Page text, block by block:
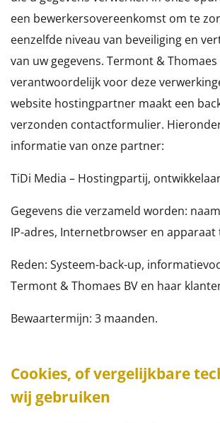
een bewerkersovereenkomst om te
eenzelfde niveau van beveiliging en
van uw gegevens. Termont &
verantwoordelijk voor deze
website hostingpartner maakt een
verzonden contactformulier.
informatie van onze partner:
TiDi Media – Hostingpartij,
Gegevens die verzameld worden:
IP-adres, Internetbrowser en apparaat
Reden: Systeem-back-up,
Termont & Thomaes BV en haar
Bewaartermijn: 3 maanden.
Cookies, of vergelijkbare
wij gebruiken